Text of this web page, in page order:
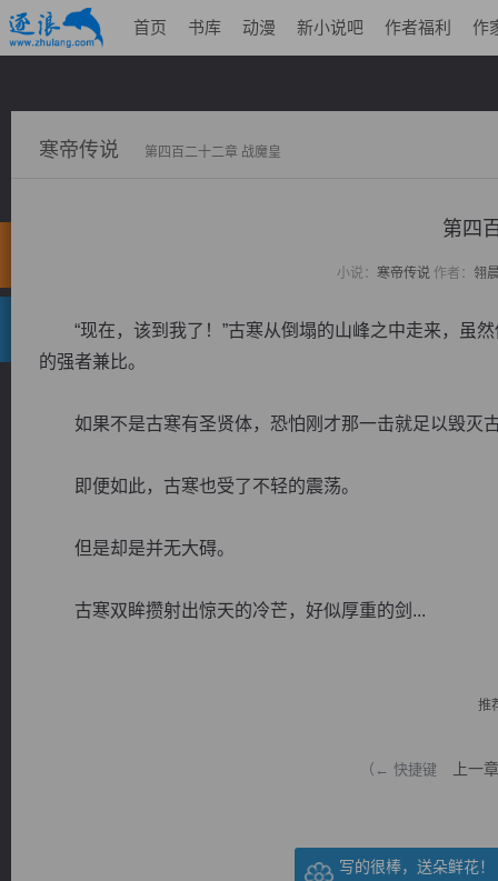
首页 书库 动漫 新小说吧 作者福利 作
寒帝传说 第四百二十二章 战魔皇
第四
小说： 寒帝传说作者： 翎
“现在，该到我了！”古寒从倒塌的山峰之中走来，虽
的强者兼比。
如果不是古寒有圣贤体，恐怕刚才那一击就足以毁灭
即便如此，古寒也受了不轻的震荡。
但是却是并无大碍。
古寒双眸攒射出惊天的冷芒，好似厚重的剑...
推
（← 快捷键 上一章
写的很棒，送朵鲜花！